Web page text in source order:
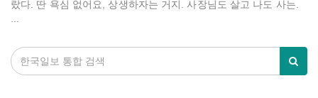
랐다. 딴 욕심 없어요, 상생하자는 거지. 사장님도 살고 나도 사는.
...